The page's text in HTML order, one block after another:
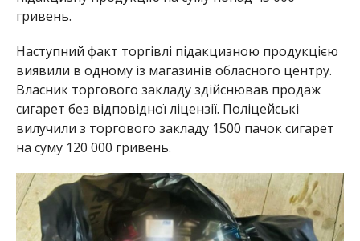
гривень.
Наступний факт торгівлі підакцизною продукцією
виявили в одному із магазинів обласного центру.
Власник торгового закладу здійснював продаж
сигарет без відповідної ліцензії. Поліцейські
вилучили з торгового закладу 1500 пачок сигарет
на суму 120 000 гривень.